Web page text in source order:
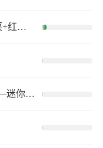
农庄特色农家菜：河蚌+笋干菜+红烧肉
秀山美地休闲农庄特色美食——迷你桔瓜菜肴